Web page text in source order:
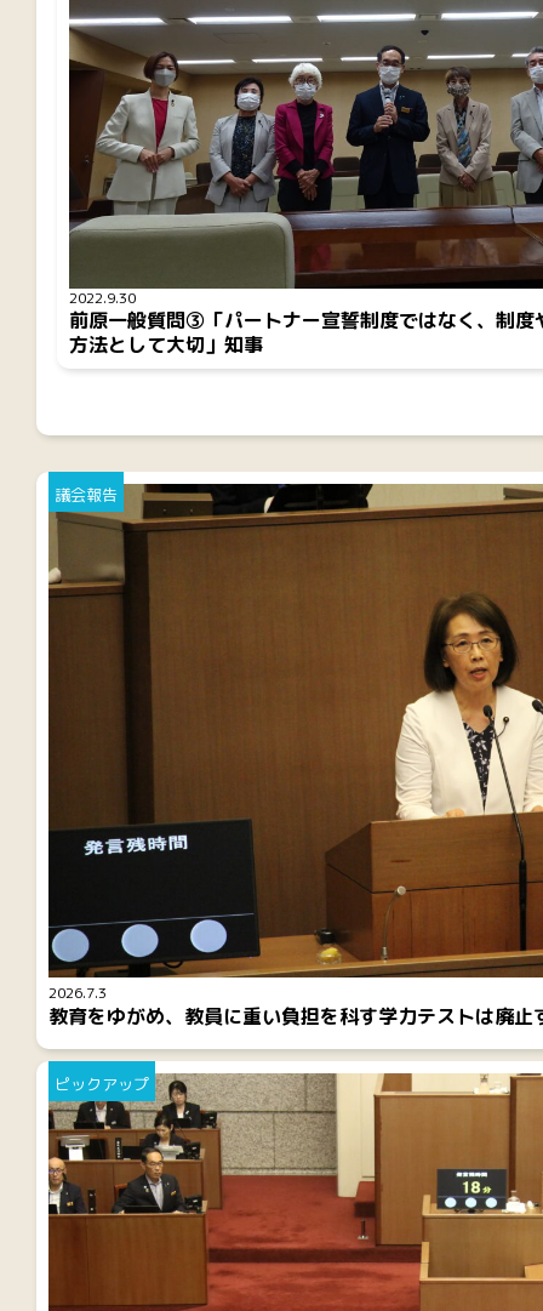
2022.9.30
前原一般質問③「パートナー宣誓制度ではなく、制度
方法として大切」知事
2026.7.3
議会報告
教育をゆがめ、教員に重い負担を科す学力テストは廃止
ピックアップ